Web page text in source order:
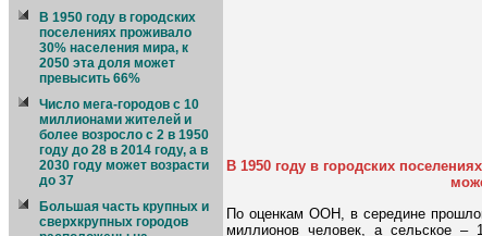
В 1950 году в городских
поселениях проживало
30% населения мира, к
2050 эта доля может
превысить 66%
Число мега-городов с 10
миллионами жителей и
более возросло с 2 в 1950
году до 28 в 2014 году, а в
2030 году может возрасти
до 37
Большая часть крупных и
сверхкрупных городов
В 1950 году в городских
По оценкам ООН, в середине
миллионов человек, а сельское –